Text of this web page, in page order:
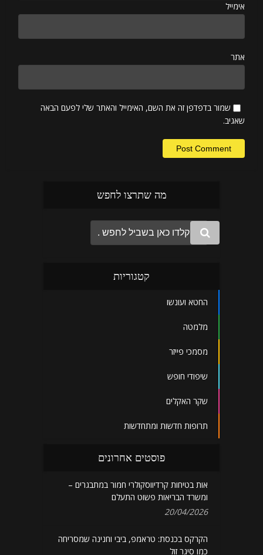
אימייל
אתר
שמור בדפדפן זה את השם, האימייל והאתר שלי לפעם הבאה
שאגיב.
מה שתרצו לחפש
קטגוריות
החטא ועונשו
מלמטה
מסמכי פייזר
שיפודי חופש
שקר האקלים
תרופות חדשות ומתחדשות
פוסטים אחרונים
אות בטיחות קרדיווסקולרי חמור במתבגרים –
ומשרד הבריאות פשוט התעלם
20/04/2026
הקרקס בכנסת: טראמפ, ביבי וחנינה שמסריחה
כמו סיגר זול